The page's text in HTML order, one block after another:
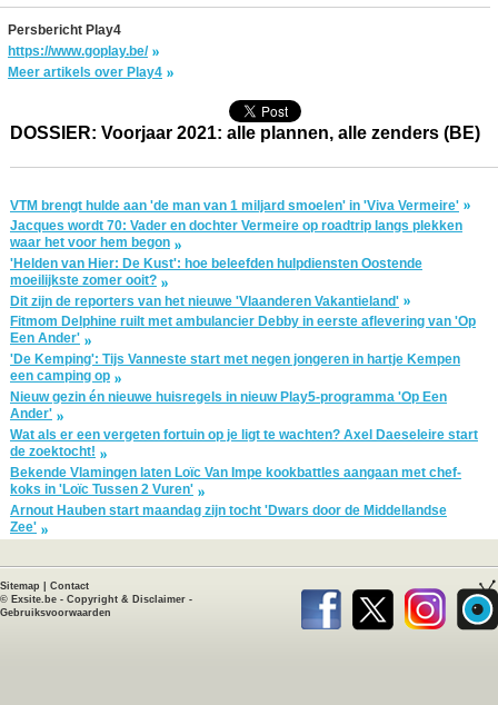
Persbericht Play4
https://www.goplay.be/
Meer artikels over Play4
DOSSIER: Voorjaar 2021: alle plannen, alle zenders (BE)
VTM brengt hulde aan 'de man van 1 miljard smoelen' in 'Viva Vermeire'
Jacques wordt 70: Vader en dochter Vermeire op roadtrip langs plekken
waar het voor hem begon
'Helden van Hier: De Kust': hoe beleefden hulpdiensten Oostende
moeilijkste zomer ooit?
Dit zijn de reporters van het nieuwe 'Vlaanderen Vakantieland'
Fitmom Delphine ruilt met ambulancier Debby in eerste aflevering van 'Op
Een Ander'
'De Kemping': Tijs Vanneste start met negen jongeren in hartje Kempen
een camping op
Nieuw gezin én nieuwe huisregels in nieuw Play5-programma 'Op Een
Ander'
Wat als er een vergeten fortuin op je ligt te wachten? Axel Daeseleire start
de zoektocht!
Bekende Vlamingen laten Loïc Van Impe kookbattles aangaan met chef-
koks in 'Loïc Tussen 2 Vuren'
Arnout Hauben start maandag zijn tocht 'Dwars door de Middellandse
Zee'
Sitemap
Contact
© Exsite.be - Copyright & Disclaimer -
Gebruiksvoorwaarden